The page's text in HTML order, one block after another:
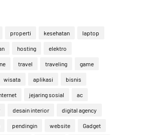
properti kesehatan laptop
hosting elektro
travel traveling game
wisata aplikasi bisnis
jejaring sosial ac
desain interior digital agency
pendingin website Gadget